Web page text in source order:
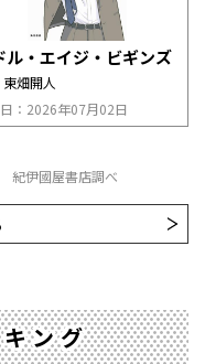
ル・エイジ・ビギンズ
東畑開人
：2026年07月02日
紀伊國屋書店調べ
ング